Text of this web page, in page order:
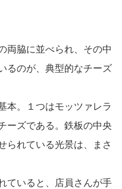
両脇に並べられ、その中
るのが、典型的なチーズ
本。１つはモッツァレラ
ーズである。鉄板の中央
られている光景は、まさ
ていると、店員さんが手